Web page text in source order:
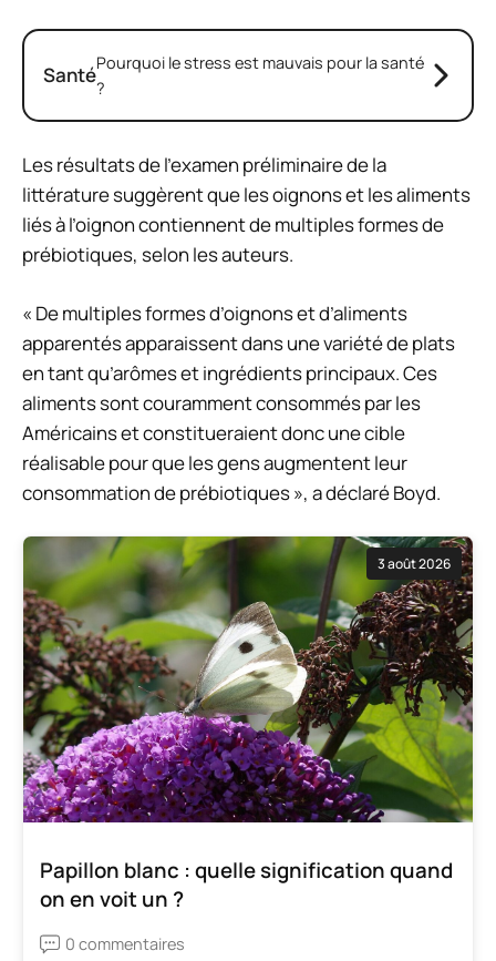
SantéPourquoi le stress est mauvais pour la santé
?
Les résultats de l’examen préliminaire de la
littérature suggèrent que les oignons et les aliments
liés à l’oignon contiennent de multiples formes de
prébiotiques, selon les auteurs.
« De multiples formes d’oignons et d’aliments
apparentés apparaissent dans une variété de plats
en tant qu’arômes et ingrédients principaux. Ces
aliments sont couramment consommés par les
Américains et constitueraient donc une cible
réalisable pour que les gens augmentent leur
consommation de prébiotiques », a déclaré Boyd.
3 août 2026
Papillon blanc : quelle signification quand
on en voit un ?
0 commentaires